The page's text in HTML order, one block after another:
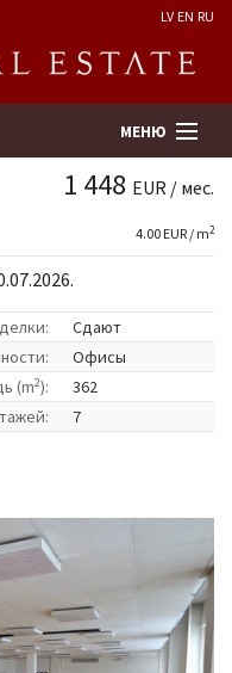
LV EN RU
МЕНЮ
1 448 EUR / мес.
4.00 EUR / m2
Сдают
Офисы
(m2):
362
7